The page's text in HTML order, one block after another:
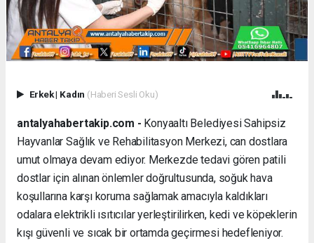
Erkek| Kadın (Haberi Sesli Oku)
antalyahabertakip.com - Konyaaltı Belediyesi Sahipsiz
Hayvanlar Sağlık ve Rehabilitasyon Merkezi, can dostlara
umut olmaya devam ediyor. Merkezde tedavi gören patili
dostlar için alınan önlemler doğrultusunda, soğuk hava
koşullarına karşı koruma sağlamak amacıyla kaldıkları
odalara elektrikli ısıtıcılar yerleştirilirken, kedi ve köpeklerin
kışı güvenli ve sıcak bir ortamda geçirmesi hedefleniyor.